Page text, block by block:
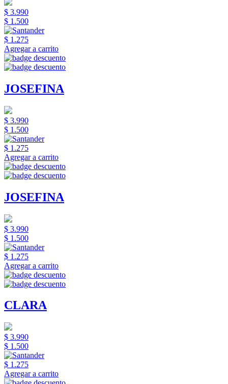
$ 3.990
$ 1.500
$ 1.275
Agregar a carrito
JOSEFINA
$ 3.990
$ 1.500
$ 1.275
Agregar a carrito
JOSEFINA
$ 3.990
$ 1.500
$ 1.275
Agregar a carrito
CLARA
$ 3.990
$ 1.500
$ 1.275
Agregar a carrito